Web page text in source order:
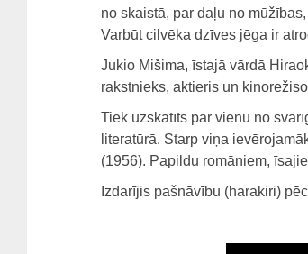
no skaistā, par daļu no
Varbūt cilvēka dzīves jēga ir
Jukio Mišima, īstajā vārdā
rakstnieks, aktieris un
Tiek uzskatīts par vienu no
literatūrā. Starp viņa
(1956). Papildu romāniem,
Izdarījis pašnāvību (harakiri)